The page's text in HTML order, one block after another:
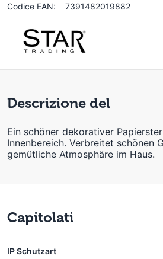
Codice EAN:
7391482019882
Descrizione del
Ein schöner dekorativer
Innenbereich. Verbreitet schönen
gemütliche Atmosphäre im Haus.
Capitolati
IP Schutzart